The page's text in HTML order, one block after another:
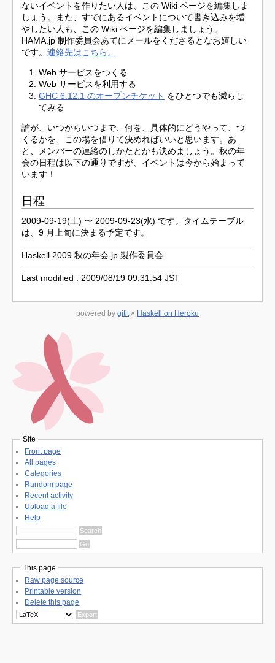
ないイベントを作りたい人は、この Wiki ページを編集しま
しょう。また、すでにあるイベントについて書き込みを増
やしたい人も、この Wiki ページを編集しましょう。
HAMA.jp 制作委員会あてにメールをくださるとなお嬉しい
です。連絡先はこちら。
Web サービスをつくる
Web サービスを利用する
GHC 6.12.1 のオープンチケット をひとつでも減らし
てみる
誰が、いつからいつまで、何を、具体的にどうやって、つ
くるかを、この場を借りて決めればいいと思います。あ
と、メンバーの連絡のしかたとかも決めましょう。秋の年
会の日程は以下の通りですが、イベントは今から始まって
います！
日程
2009-09-19(土) 〜 2009-09-23(水) です。タイムテーブル
は、9 月上旬に決まる予定です。
Haskell 2009 秋の年会.jp 製作委員会
Last modified : 2009/08/19 09:31:54 JST
powered by gitit× Haskell on Heroku
Site
Front page
All pages
Categories
Random page
Recent activity
Upload a file
Help
This page
Raw page source
Printable version
Delete this page